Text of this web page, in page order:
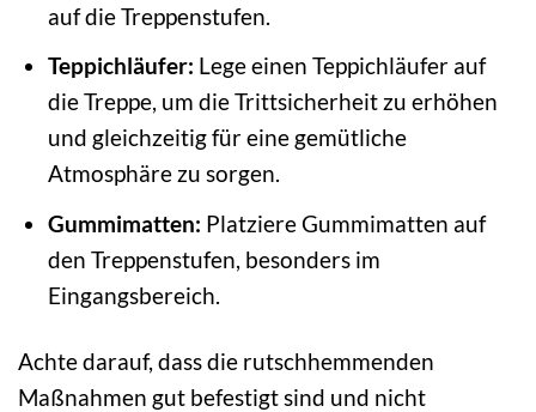
auf die Treppenstufen.
Teppichläufer: Lege einen Teppichläufer auf
die Treppe, um die Trittsicherheit zu erhöhen
und gleichzeitig für eine gemütliche
Atmosphäre zu sorgen.
Gummimatten: Platziere Gummimatten auf
den Treppenstufen, besonders im
Eingangsbereich.
Achte darauf, dass die rutschhemmenden
Maßnahmen gut befestigt sind und nicht